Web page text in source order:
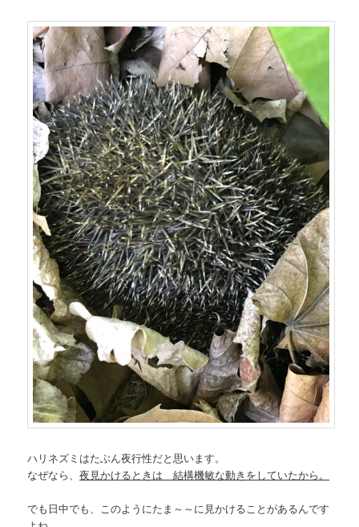
ハリネズミはたぶん夜行性だと思います。
なぜなら、夜見かけるときは 結構機敏な動きをしていたから。
でも日中でも、このようにたま～～に見かけることがあるんです